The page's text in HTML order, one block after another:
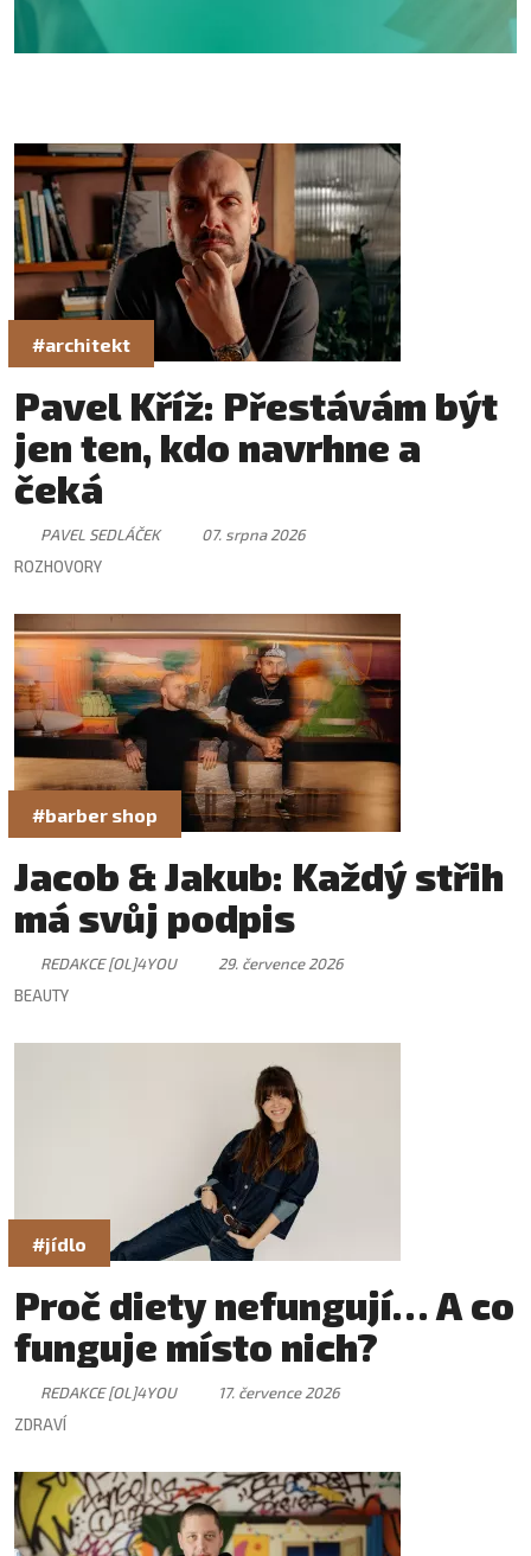
#architekt
Pavel Kříž: Přestávám být
jen ten, kdo navrhne a
čeká
PAVEL SEDLÁČEK
07. srpna 2026
ROZHOVORY
#barber shop
Jacob & Jakub: Každý střih
má svůj podpis
REDAKCE [OL]4YOU
29. července 2026
BEAUTY
#jídlo
Proč diety nefungují… A co
funguje místo nich?
REDAKCE [OL]4YOU
17. července 2026
ZDRAVÍ